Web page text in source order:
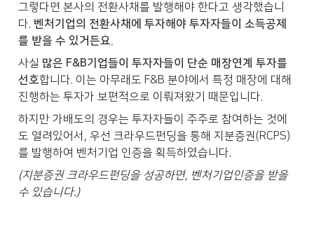
그렇다면 본사의 전환사채를 발행해야 한다고 생각했습니
다. 벤처기업의 전환사채에 투자해야 투자자들이 소득공제
를 받을 수 있거든요.
사실 많은 F&B기업들이 투자자들이 단순 매장연계 투자를
선호합니다. 이는 아무래도 F&B 분야에서 특정 매장에 대해
진행하는 투자가 보편적으로 이뤄져왔기 때문입니다.
하지만 가배도의 경우는 투자자들이 주주로 참여하는 것에
도 열려있어서, 우선 크라우드펀딩을 통해 지분증권(RCPS)
를 발행하여 벤처기업 인증을 획득하였습니다.
(지분증권 크라우드펀딩을 성공하면, 벤처기업인증을 받을
수 있습니다.)